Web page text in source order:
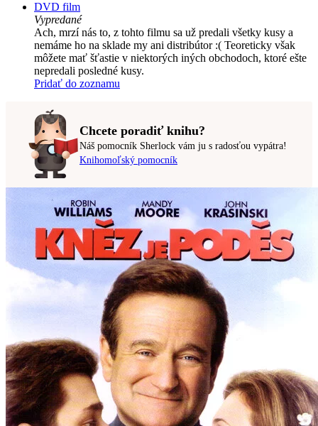
DVD film
Vypredané
Ach, mrzí nás to, z tohto filmu sa už predali všetky kusy a
nemáme ho na sklade my ani distribútor :( Teoreticky však
môžete mať šťastie v niektorých iných obchodoch, ktoré ešte
nepredali posledné kusy.
Pridať do zoznamu
Chcete poradiť knihu?
Náš pomocník Sherlock vám ju s radosťou vypátra!
Knihomoľský pomocník